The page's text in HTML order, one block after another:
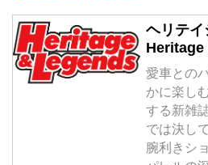
ヘリテイ
愛車との
かに楽し
する新雑
では決し
腕利きシ